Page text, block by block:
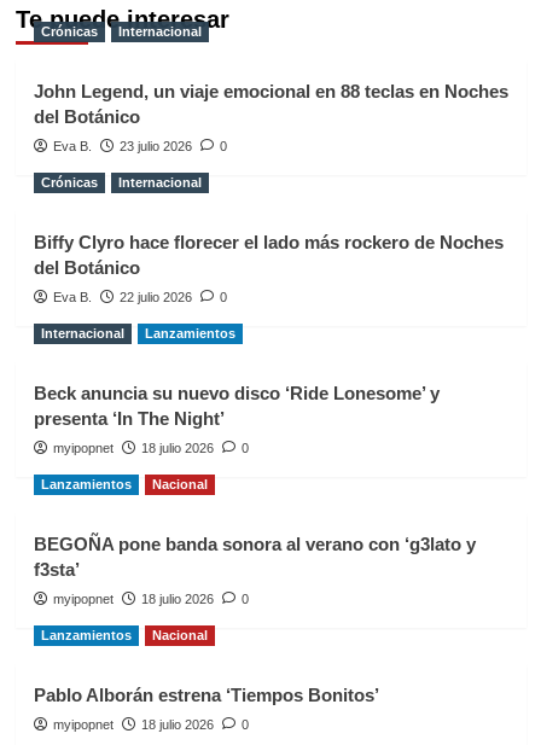
Te puede interesar
Crónicas Internacional
John Legend, un viaje emocional en 88 teclas en Noches
del Botánico
Eva B. 23 julio 2026 0
Crónicas Internacional
Biffy Clyro hace florecer el lado más rockero de Noches
del Botánico
Eva B. 22 julio 2026 0
Internacional Lanzamientos
Beck anuncia su nuevo disco ‘Ride Lonesome’ y
presenta ‘In The Night’
myipopnet 18 julio 2026 0
Lanzamientos Nacional
BEGOÑA pone banda sonora al verano con ‘g3lato y
f3sta’
myipopnet 18 julio 2026 0
Lanzamientos Nacional
Pablo Alborán estrena ‘Tiempos Bonitos’
myipopnet 18 julio 2026 0